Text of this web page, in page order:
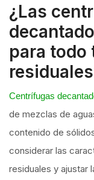
¿Las
para todo
Centrífugas
de mezclas de
contenido de
considerar las
residuales y ajustar